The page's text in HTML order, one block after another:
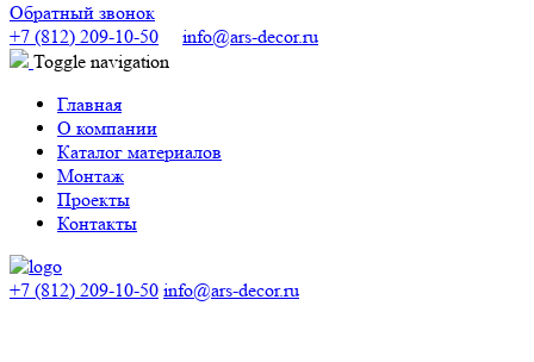
Обратный звонок
+7 (812) 209-10-50
info@ars-decor.ru
Toggle navigation
Главная
О компании
Каталог материалов
Монтаж
Проекты
Контакты
+7 (812) 209-10-50 info@ars-decor.ru